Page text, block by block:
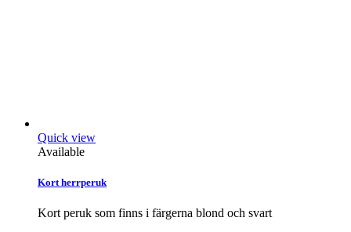
Quick view
Available
Kort herrperuk
Kort peruk som finns i färgerna blond och svart